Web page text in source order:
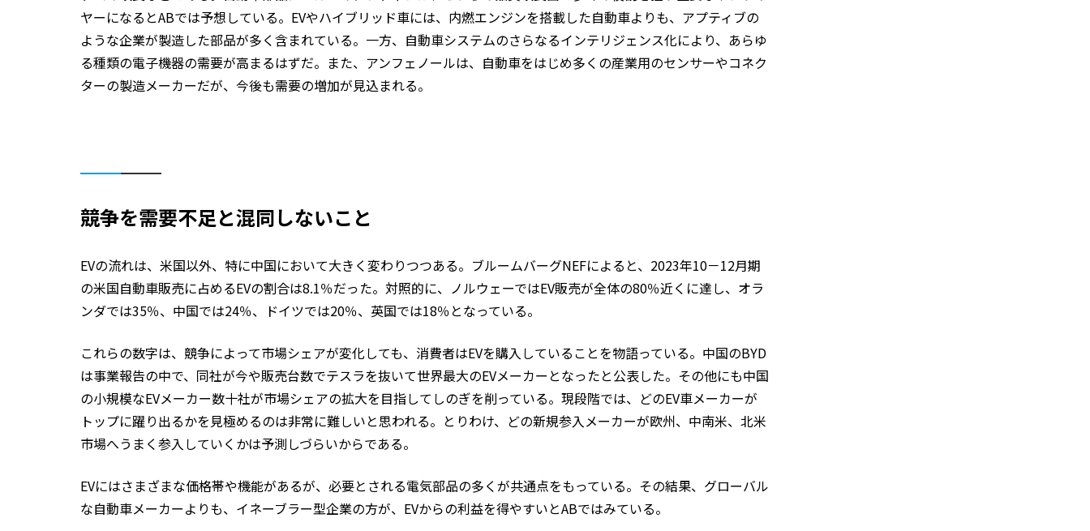
ヤーになるとABでは予想している。EVやハイブリッド車には、内燃エンジンを搭載した自動車よりも、アプティブの
ような企業が製造した部品が多く含まれている。一方、自動車システムのさらなるインテリジェンス化により、あらゆ
る種類の電子機器の需要が高まるはずだ。また、アンフェノールは、自動車をはじめ多くの産業用のセンサーやコネク
ターの製造メーカーだが、今後も需要の増加が見込まれる。
競争を需要不足と混同しないこと
EVの流れは、米国以外、特に中国において大きく変わりつつある。ブルームバーグNEFによると、2023年10－12月期
の米国自動車販売に占めるEVの割合は8.1％だった。対照的に、ノルウェーではEV販売が全体の80％近くに達し、オラ
ンダでは35％、中国では24％、ドイツでは20％、英国では18％となっている。
これらの数字は、競争によって市場シェアが変化しても、消費者はEVを購入していることを物語っている。中国のBYD
は事業報告の中で、同社が今や販売台数でテスラを抜いて世界最大のEVメーカーとなったと公表した。その他にも中国
の小規模なEVメーカー数十社が市場シェアの拡大を目指してしのぎを削っている。現段階では、どのEV車メーカーが
トップに躍り出るかを見極めるのは非常に難しいと思われる。とりわけ、どの新規参入メーカーが欧州、中南米、北米
市場へうまく参入していくかは予測しづらいからである。
EVにはさまざまな価格帯や機能があるが、必要とされる電気部品の多くが共通点をもっている。その結果、グローバル
な自動車メーカーよりも、イネーブラー型企業の方が、EVからの利益を得やすいとABではみている。